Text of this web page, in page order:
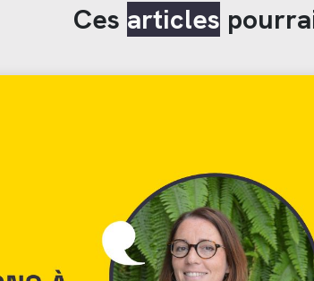
Ces articles